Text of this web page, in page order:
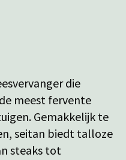
die
meest fervente
Gemakkelijk te
seitan biedt talloze
steaks tot